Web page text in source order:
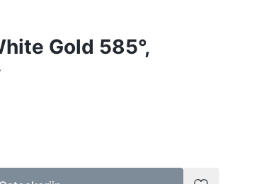
Gold 585°,